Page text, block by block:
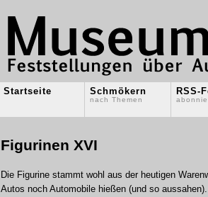
Startseite Schmökern
nach Themen
RSS-
Figurinen XVI
Die Figurine stammt wohl aus der heutigen
Autos noch Automobile hießen (und so